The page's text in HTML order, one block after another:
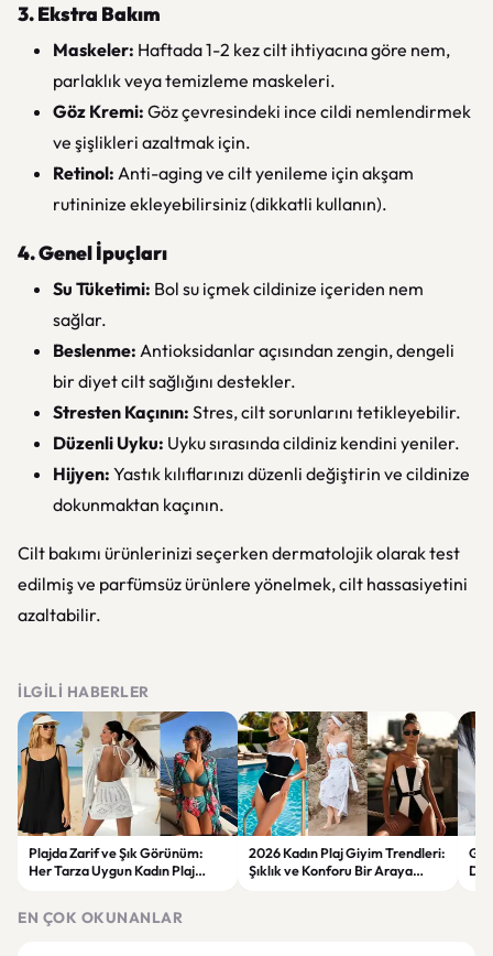
3. Ekstra Bakım
Maskeler: Haftada 1-2 kez cilt ihtiyacına göre nem,
parlaklık veya temizleme maskeleri.
Göz Kremi: Göz çevresindeki ince cildi nemlendirmek
ve şişlikleri azaltmak için.
Retinol: Anti-aging ve cilt yenileme için akşam
rutininize ekleyebilirsiniz (dikkatli kullanın).
4. Genel İpuçları
Su Tüketimi: Bol su içmek cildinize içeriden nem
sağlar.
Beslenme: Antioksidanlar açısından zengin, dengeli
bir diyet cilt sağlığını destekler.
Stresten Kaçının: Stres, cilt sorunlarını tetikleyebilir.
Düzenli Uyku: Uyku sırasında cildiniz kendini yeniler.
Hijyen: Yastık kılıflarınızı düzenli değiştirin ve cildinize
dokunmaktan kaçının.
Cilt bakımı ürünlerinizi seçerken dermatolojik olarak test
edilmiş ve parfümsüz ürünlere yönelmek, cilt hassasiyetini
azaltabilir.
İLGILI HABERLER
Plajda Zarif ve Şık Görünüm:
Her Tarza Uygun Kadın Plaj
2026 Kadın Plaj Giyim Trendleri:
Şıklık ve Konforu Bir Araya
EN ÇOK OKUNANLAR